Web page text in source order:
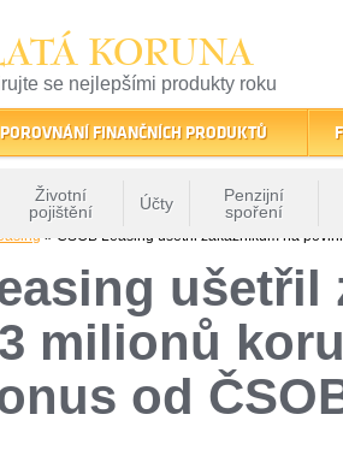
KORUNA
se nejlepšími produkty roku
tradice a kvality na finančním trhu
POROVNÁNÍ FINANČNÍCH PRODUKTŮ
Životní
pojištění
Účty
Penzijní
spoření
» ČSOB Leasing ušetřil zákazníkům na
milionů
od